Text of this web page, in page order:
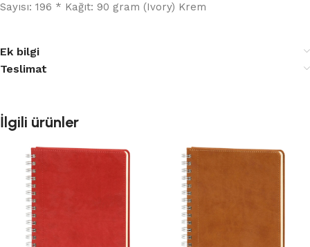
Sayısı: 196 * Kağıt: 90 gram (Ivory) Krem
Ek bilgi
Teslimat
İlgili ürünler